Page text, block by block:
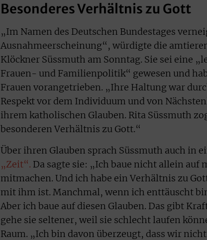
Besonderes Verhältnis zu Gott
„Im Namen des Deutschen Bundestages
Ausnahmeerscheinung“, würdigte die
Klöckner Süssmuth am Sonntag. Sie sei eine
Frauen- und Familienpolitik“ gewesen und
Frauen vorangetrieben. „Ihre Haltung war
Respekt vor dem Individuum und von
ihrem katholischen Glauben. Rita Süssmuth
besonderen Verhältnis zu Gott.“
Über ihren Glauben sprach Süssmuth auch in
„Zeit“. Da sagte sie: „Ich baue nicht allein auf
mitmachen. Und ich habe ein Verhältnis zu
mit ihm ist. Manchmal, wenn ich enttäuscht
Aber ich baue auf diesen Glauben. Das gibt
gehe sie seltener, weil sie schlecht laufen
Raum. „Ich bin davon überzeugt, dass wir